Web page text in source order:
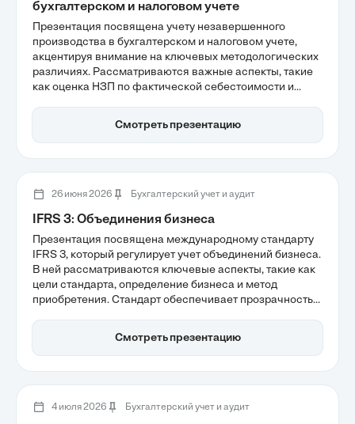
бухгалтерском и налоговом учете
Презентация посвящена учету незавершенного
производства в бухгалтерском и налоговом учете,
акцентируя внимание на ключевых методологических
различиях. Рассматриваются важные аспекты, такие
как оценка НЗП по фактической себестоимости и
налоговых рисков. Также подчеркивается значимость
интеграции данных для повышения точности
Смотреть презентацию
26 июня 2026 Бухгалтерский учет и аудит
IFRS 3: Объединения бизнеса
Презентация посвящена международному стандарту
IFRS 3, который регулирует учет объединений бизнеса.
В ней рассматриваются ключевые аспекты, такие как
цели стандарта, определение бизнеса и метод
приобретения. Стандарт обеспечивает прозрачность
экономические последствия слияний и приобретений.
Применение IFRS 3 критично для правильной оценки
Смотреть презентацию
4 июля 2026 Бухгалтерский учет и аудит